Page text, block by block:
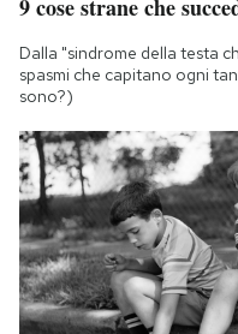
9 cose strane che
Dalla "sindrome della testa
spasmi che capitano ogni
sono?)